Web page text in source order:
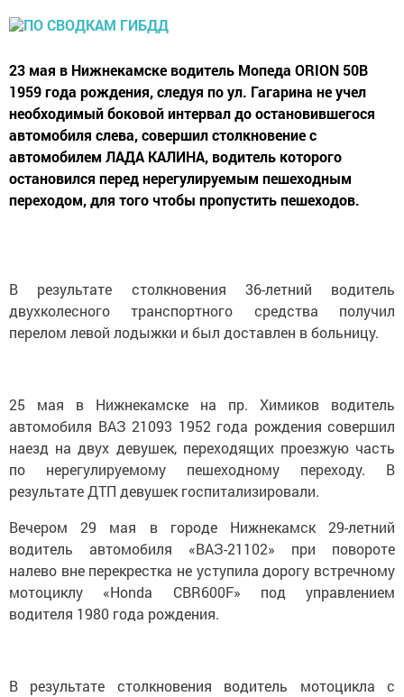
23 мая в Нижнекамске водитель Мопеда ORION 50B
1959 года рождения, следуя по ул. Гагарина не учел
необходимый боковой интервал до остановившегося
автомобиля слева, совершил столкновение с
автомобилем ЛАДА КАЛИНА, водитель которого
остановился перед нерегулируемым пешеходным
переходом, для того чтобы пропустить пешеходов.
В результате столкновения 36-летний водитель
двухколесного транспортного средства получил
перелом левой лодыжки и был доставлен в больницу.
25 мая в Нижнекамске на пр. Химиков водитель
автомобиля ВАЗ 21093 1952 года рождения совершил
наезд на двух девушек, переходящих проезжую часть
по нерегулируемому пешеходному переходу. В
результате ДТП девушек госпитализировали.
Вечером 29 мая в городе Нижнекамск 29-летний
водитель автомобиля «ВАЗ-21102» при повороте
налево вне перекрестка не уступила дорогу встречному
мотоциклу «Honda СВR600F» под управлением
водителя 1980 года рождения.
В результате столкновения водитель мотоцикла с